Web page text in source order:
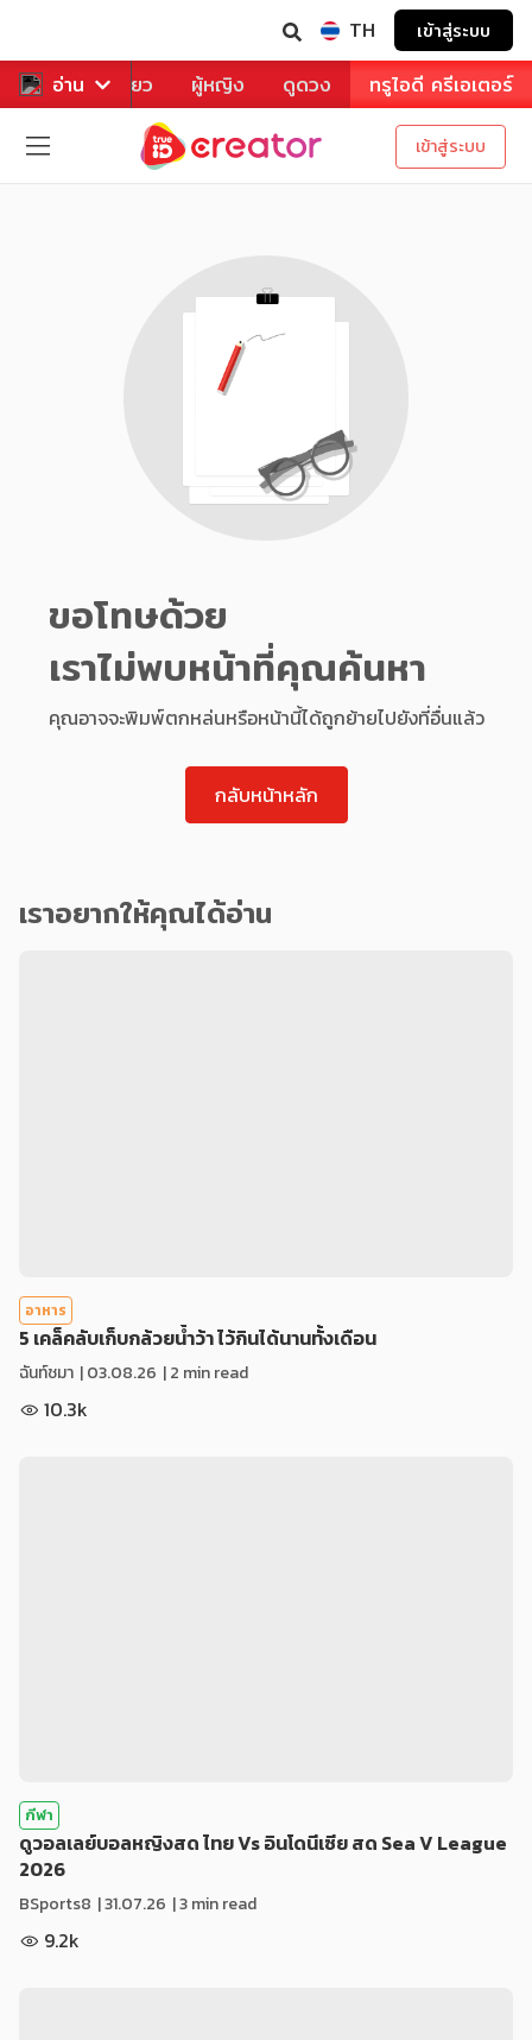
TH เข้าสู่ระบบ
อ่าน
หาร ท่องเที่ยว ผู้หญิง ดูดวง ทรูไอดี ครีเอเตอร์
เข้าสู่ระบบ
ขอโทษด้วย
เราไม่พบหน้าที่คุณค้นหา
คุณอาจจะพิมพ์ตกหล่นหรือหน้านี้ได้ถูกย้ายไปยังที่อื่นแล้ว
กลับหน้าหลัก
เราอยากให้คุณได้อ่าน
อาหาร
5 เคล็คลับเก็บกล้วยน้ำว้า ไว้กินได้นานทั้งเดือน
ฉันท์ชมา |03.08.26 | 2 min read
10.3k
กีฬา
ดูวอลเลย์บอลหญิงสด ไทย Vs อินโดนีเซีย สด Sea V League
2026
BSports8 |31.07.26 | 3 min read
9.2k